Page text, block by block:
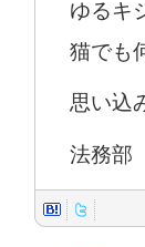
ゆるキ
猫でも
思い込
法務部